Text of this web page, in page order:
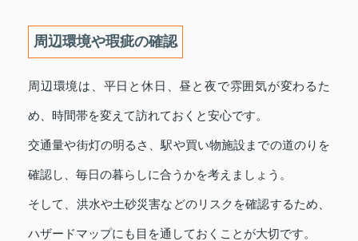
周辺環境や瑕疵の確認
周辺環境は、平日と休日、昼と夜で雰囲気が変わるた
め、時間帯を変えて訪れておくと安心です。
交通量や街灯の明るさ、駅や買い物施設までの道のりを
確認し、毎日の暮らしに合うかを考えましょう。
そして、洪水や土砂災害などのリスクを確認するため、
ハザードマップにも目を通しておくことが大切です。